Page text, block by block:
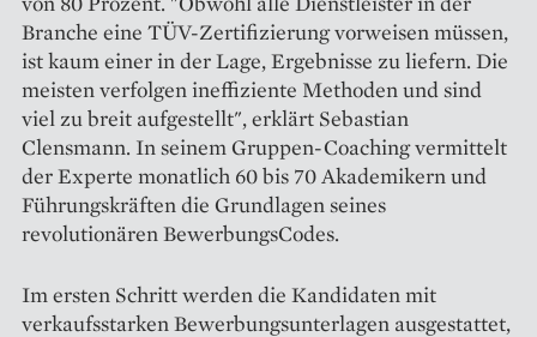
Branche eine TÜV-Zertifizierung vorweisen müssen,
ist kaum einer in der Lage, Ergebnisse zu liefern. Die
meisten verfolgen ineffiziente Methoden und sind
viel zu breit aufgestellt", erklärt Sebastian
Clensmann. In seinem Gruppen-Coaching vermittelt
der Experte monatlich 60 bis 70 Akademikern und
Führungskräften die Grundlagen seines
revolutionären BewerbungsCodes.
Im ersten Schritt werden die Kandidaten mit
verkaufsstarken Bewerbungsunterlagen ausgestattet,